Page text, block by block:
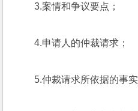
3.案情和争议要点；
4.申请人的仲裁请求；
5.仲裁请求所依据的事实